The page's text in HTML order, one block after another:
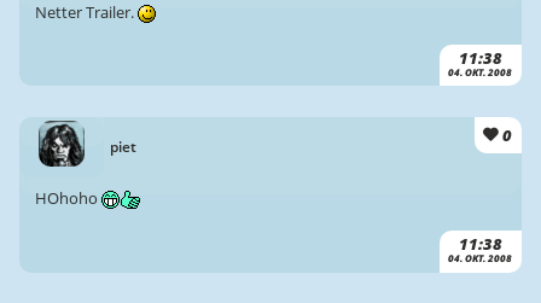
11:38
04. OKT. 2008
Netter Trailer.
piet
0
11:38
04. OKT. 2008
HOhoho